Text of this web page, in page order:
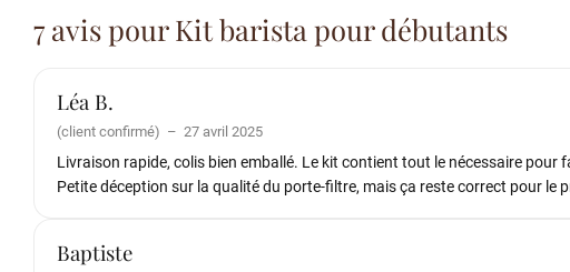
7 avis pourKit barista pour débutants
Léa B.
(client confirmé) – 27 avril 2025
Livraison rapide, colis bien emballé. Le kit contient tout le nécessaire pour
Petite déception sur la qualité du porte-filtre, mais ça reste correct pour le
Baptiste